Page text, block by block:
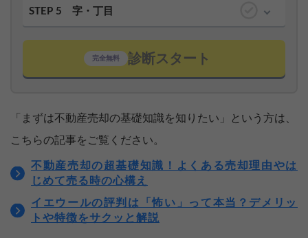
STEP 5 字・丁目
完全無料 診断スタート
「まずは不動産売却の基礎知識を知りたい」という方は、
こちらの記事をご覧ください。
不動産売却の超基礎知識！よくある売却理由やは
じめて売る時の心構え
イエウールの評判は「怖い」って本当？デメリッ
トや特徴をサクッと解説